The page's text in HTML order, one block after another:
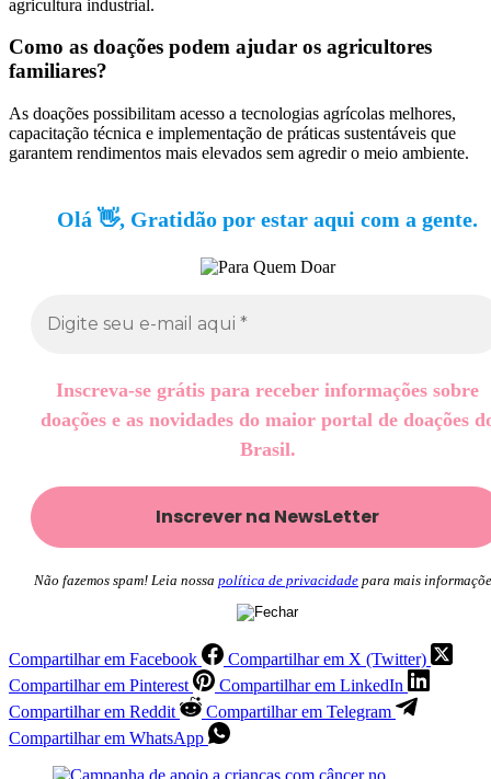
agricultura industrial.
Como as doações podem ajudar os agricultores
familiares?
As doações possibilitam acesso a tecnologias agrícolas melhores,
capacitação técnica e implementação de práticas sustentáveis que
garantem rendimentos mais elevados sem agredir o meio ambiente.
Olá 👋, Gratidão por estar aqui com a gente.
Inscreva-se grátis para receber informações sobre
doações e as novidades do maior portal de doações
Brasil.
Não fazemos spam! Leia nossa política de privacidade para mais
Compartilhar em Facebook
Compartilhar em X (Twitter)
Compartilhar em Pinterest
Compartilhar em LinkedIn
Compartilhar em Reddit
Compartilhar em Telegram
Compartilhar em WhatsApp